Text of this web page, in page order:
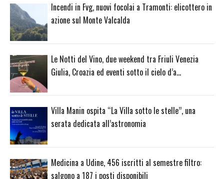
Incendi in Fvg, nuovi focolai a Tramonti: elicottero in
azione sul Monte Valcalda
Le Notti del Vino, due weekend tra Friuli Venezia
Giulia, Croazia ed eventi sotto il cielo d’a…
Villa Manin ospita “La Villa sotto le stelle”, una
serata dedicata all’astronomia
Medicina a Udine, 456 iscritti al semestre filtro:
salgono a 187 i posti disponibili